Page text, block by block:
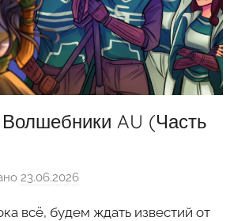
AU (Часть
23.06.2026
всё, будем ждать известий от